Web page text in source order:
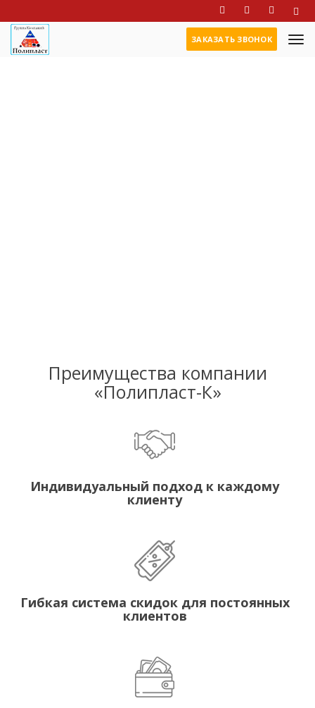
ЗАКАЗАТЬ ЗВОНОК
Преимущества компании
«Полипласт-К»
Индивидуальный подход к каждому
клиенту
Гибкая система скидок для постоянных
клиентов